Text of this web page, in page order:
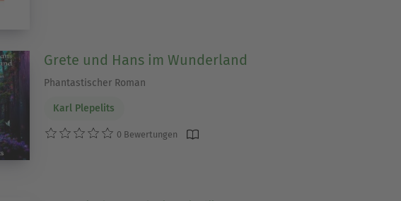
Grete und Hans im Wunderland
Phantastischer Roman
Karl Plepelits
0 Bewertungen